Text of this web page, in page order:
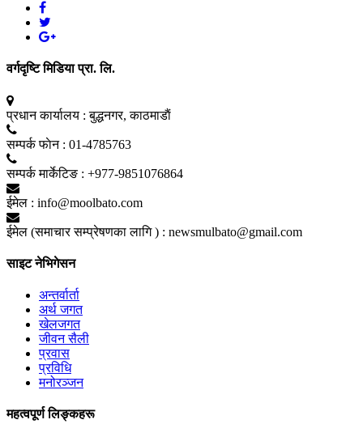
वर्गदृष्टि मिडिया प्रा. लि.
प्रधान कार्यालय : बुद्धनगर, काठमाडाैं
सम्पर्क फाेन : 01-4785763
सम्पर्क मार्केटिङ : +977-9851076864
ईमेल : info@moolbato.com
ईमेल (समाचार सम्प्रेषणका लागि ) : newsmulbato@gmail.com
साइट नेभिगेसन
अन्तर्वार्ता
अर्थ जगत
खेलजगत
जीवन सैली
प्रवास
प्रविधि
मनोरञ्जन
महत्वपूर्ण लिङ्कहरू